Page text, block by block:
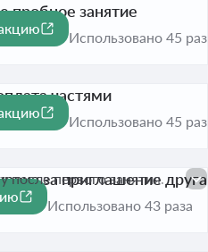
пробное занятие
Использовано 45 раз
частями
Использовано 45 раз
за приглашение друга
после первого занятия.
Использовано 43 раза